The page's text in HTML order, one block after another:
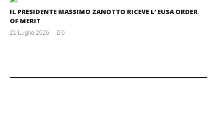
IL PRESIDENTE MASSIMO ZANOTTO RICEVE L’ EUSA ORDER
OF MERIT
21 Luglio 2026
0